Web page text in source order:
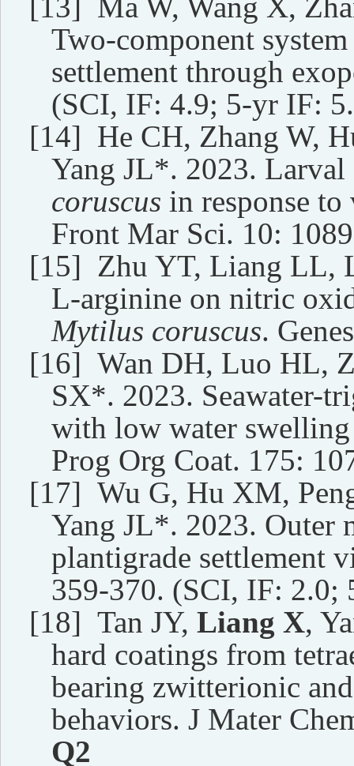
Two-component
settlement through
(SCI, IF: 4.9; 5-yr IF: 5.
[14] He CH, Zhang W,
Yang JL*. 2023. Larval
coruscus in response
Front Mar Sci. 10:
[15] Zhu YT, Liang LL,
L-arginine on nitric
Mytilus coruscus.
[16] Wan DH, Luo HL,
SX*. 2023. Seawater-
with low water
Prog Org Coat. 175:
[17] Wu G, Hu XM,
Yang JL*. 2023. Outer
plantigrade settlement
359-370. (SCI, IF: 2.0;
[18] Tan JY, Liang X,
hard coatings from
bearing zwitterionic
behaviors. J Mater
Q2